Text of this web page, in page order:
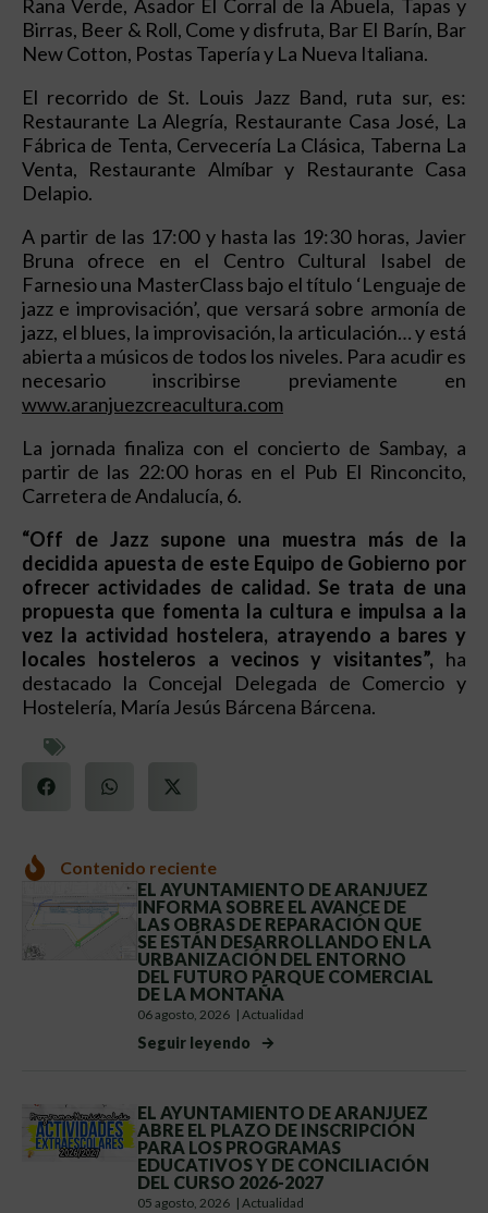
Rana Verde, Asador El Corral de la Abuela, Tapas y
Birras, Beer & Roll, Come y disfruta, Bar El Barín, Bar
New Cotton, Postas Tapería y La Nueva Italiana.
El recorrido de St. Louis Jazz Band, ruta sur, es:
Restaurante La Alegría, Restaurante Casa José, La
Fábrica de Tenta, Cervecería La Clásica, Taberna La
Venta, Restaurante Almíbar y Restaurante Casa
Delapio.
A partir de las 17:00 y hasta las 19:30 horas, Javier
Bruna ofrece en el Centro Cultural Isabel de
Farnesio una MasterClass bajo el título ‘Lenguaje de
jazz e improvisación’, que versará sobre armonía de
jazz, el blues, la improvisación, la articulación… y está
abierta a músicos de todos los niveles. Para acudir es
necesario inscribirse previamente en
www.aranjuezcreacultura.com
La jornada finaliza con el concierto de Sambay, a
partir de las 22:00 horas en el Pub El Rinconcito,
Carretera de Andalucía, 6.
“Off de Jazz supone una muestra más de la
decidida apuesta de este Equipo de Gobierno por
ofrecer actividades de calidad. Se trata de una
propuesta que fomenta la cultura e impulsa a la
vez la actividad hostelera, atrayendo a bares y
locales hosteleros a vecinos y visitantes”, ha
destacado la Concejal Delegada de Comercio y
Hostelería, María Jesús Bárcena Bárcena.
Contenido reciente
EL AYUNTAMIENTO DE ARANJUEZ
INFORMA SOBRE EL AVANCE DE
LAS OBRAS DE REPARACIÓN QUE
SE ESTÁN DESARROLLANDO EN LA
URBANIZACIÓN DEL ENTORNO
DEL FUTURO PARQUE COMERCIAL
DE LA MONTAÑA
06 agosto, 2026 | Actualidad
Seguir leyendo
EL AYUNTAMIENTO DE ARANJUEZ
ABRE EL PLAZO DE INSCRIPCIÓN
PARA LOS PROGRAMAS
EDUCATIVOS Y DE CONCILIACIÓN
DEL CURSO 2026-2027
05 agosto, 2026 | Actualidad